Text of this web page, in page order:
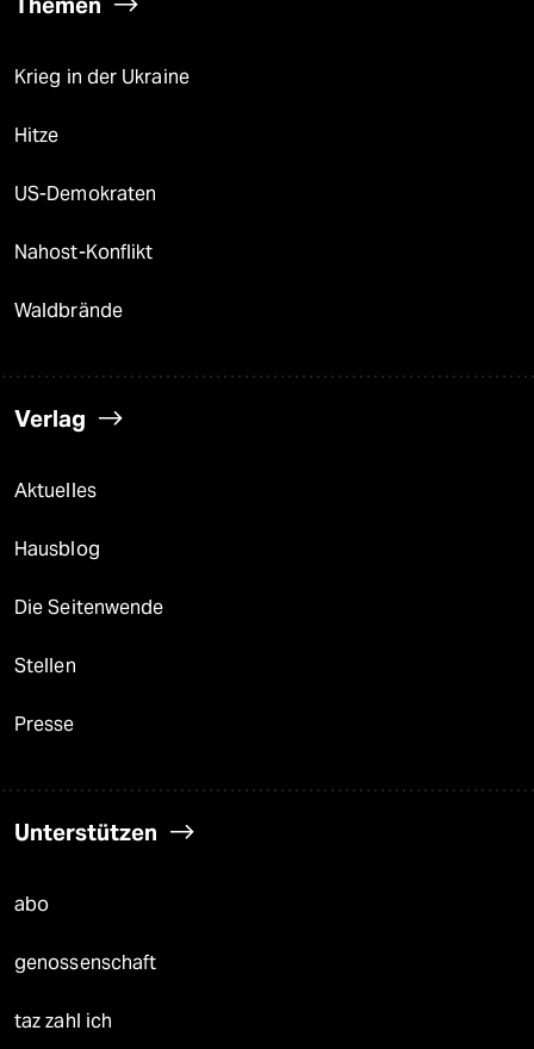
Krieg in der Ukraine
Hitze
US-Demokraten
Nahost-Konflikt
Waldbrände
Verlag
Aktuelles
Hausblog
Die Seitenwende
Stellen
Presse
Unterstützen
abo
genossenschaft
taz zahl ich